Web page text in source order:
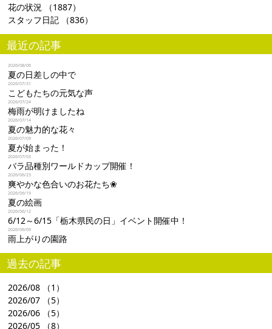
花の状況 （1887）
スタッフ日記 （836）
最近の記事
2026/08/06
夏の日差しの中で
2026/07/31
こどもたちの元気な声
2026/07/24
梅雨が明けましたね
2026/07/14
夏の魅力的な花々
2026/07/09
夏が始まった！
2026/07/03
バラ品種別ワールドカップ開催！
2026/06/23
爽やかな色合いのお花たち❀
2026/06/19
夏の絵画
2026/06/12
6/12～6/15「栃木県民の日」イベント開催中！
2026/06/09
雨上がりの園路
過去の記事
2026/08 （1）
2026/07 （5）
2026/06 （5）
2026/05 （8）